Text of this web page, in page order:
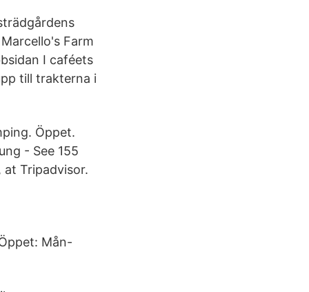
Farm
I caféets
till trakterna i
Öppet.
- See 155
Tripadvisor.
Mån-